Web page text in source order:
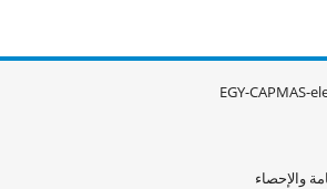
EGY-CAPMAS-
والإحصاء